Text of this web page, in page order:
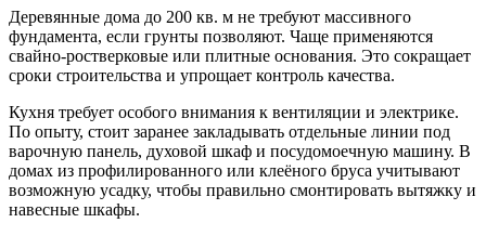
Деревянные дома до 200 кв. м не требуют массивного
фундамента, если грунты позволяют. Чаще применяются
свайно-ростверковые или плитные основания. Это сокращает
сроки строительства и упрощает контроль качества.
Кухня требует особого внимания к вентиляции и электрике.
По опыту, стоит заранее закладывать отдельные линии под
варочную панель, духовой шкаф и посудомоечную машину. В
домах из профилированного или клеёного бруса учитывают
возможную усадку, чтобы правильно смонтировать вытяжку и
навесные шкафы.